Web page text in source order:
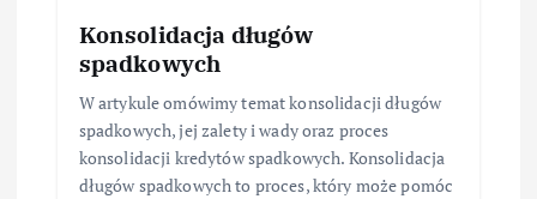
Konsolidacja długów
spadkowych
W artykule omówimy temat konsolidacji długów
spadkowych, jej zalety i wady oraz proces
konsolidacji kredytów spadkowych. Konsolidacja
długów spadkowych to proces, który może pomóc